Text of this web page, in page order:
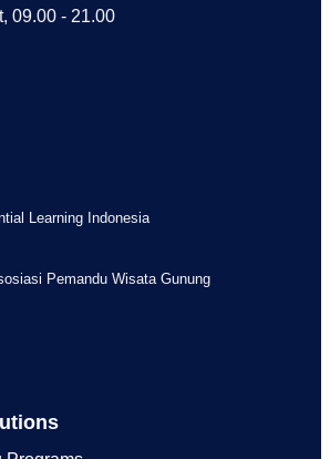
09.00 - 21.00
Learning Indonesia
Pemandu Wisata Gunung